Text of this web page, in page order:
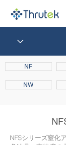
NF
NW
NFSシリーズ窒化